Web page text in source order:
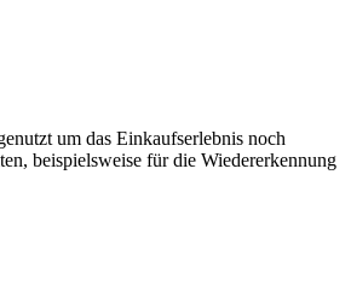
um das Einkaufserlebnis noch
beispielsweise für die Wiedererkennung